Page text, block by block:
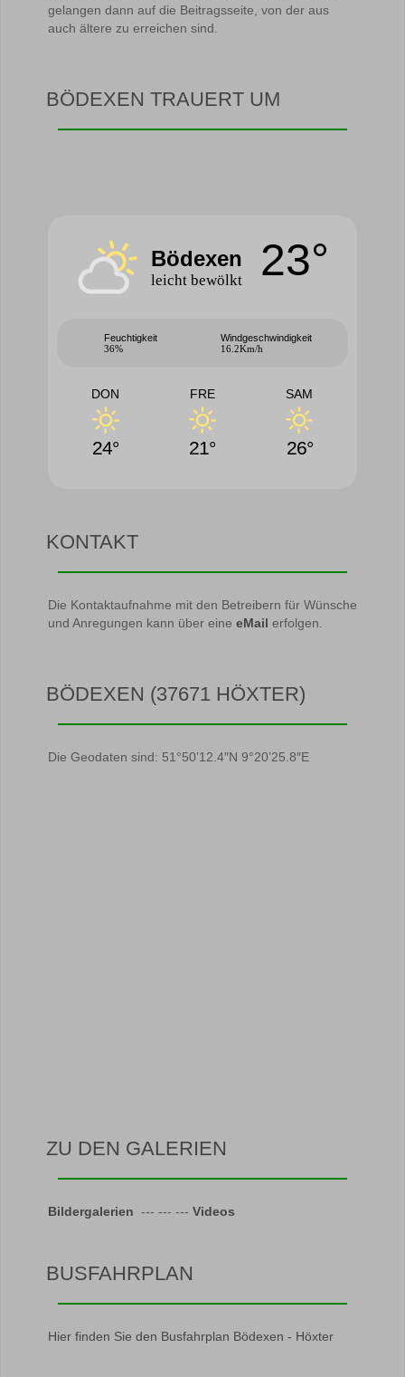
gelangen dann auf die Beitragsseite, von der aus
auch ältere zu erreichen sind.
BÖDEXEN TRAUERT UM
Bödexen
leicht bewölkt 23°
Feuchtigkeit
36%
Windgeschwindigkeit
16.2Km/h
DON
24°
FRE
21°
SAM
26°
KONTAKT
Die Kontaktaufnahme mit den Betreibern für Wünsche
und Anregungen kann über eine eMail erfolgen.
BÖDEXEN (37671 HÖXTER)
Die Geodaten sind: 51°50’12.4″N 9°20’25.8″E
ZU DEN GALERIEN
Bildergalerien --- --- --- Videos
BUSFAHRPLAN
Hier finden Sie den Busfahrplan Bödexen - Höxter